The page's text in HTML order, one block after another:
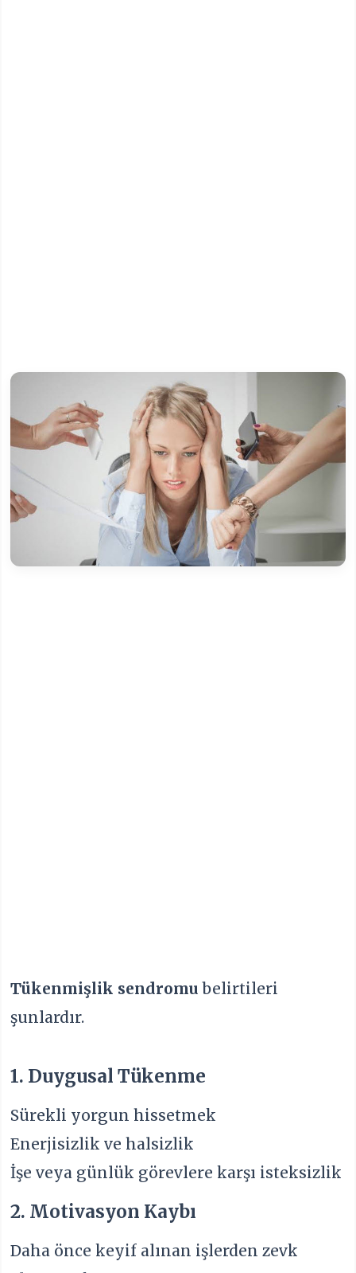
Tükenmişlik sendromu belirtileri
şunlardır.
1. Duygusal Tükenme
Sürekli yorgun hissetmek
Enerjisizlik ve halsizlik
İşe veya günlük görevlere karşı isteksizlik
2. Motivasyon Kaybı
Daha önce keyif alınan işlerden zevk